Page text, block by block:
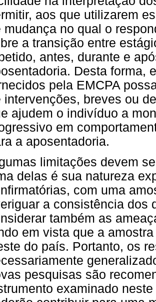
aos que utilizarem
mudança no qual o
a transição entre
antes, durante e
Desta forma,
pela EMCPA
intervenções, breves ou
ajudem o indivíduo a
em
a aposentadoria.
limitações devem
delas é sua natureza
com uma
a consistência dos
também as
em vista que a
do país. Portanto, os
pesquisas são
examinado